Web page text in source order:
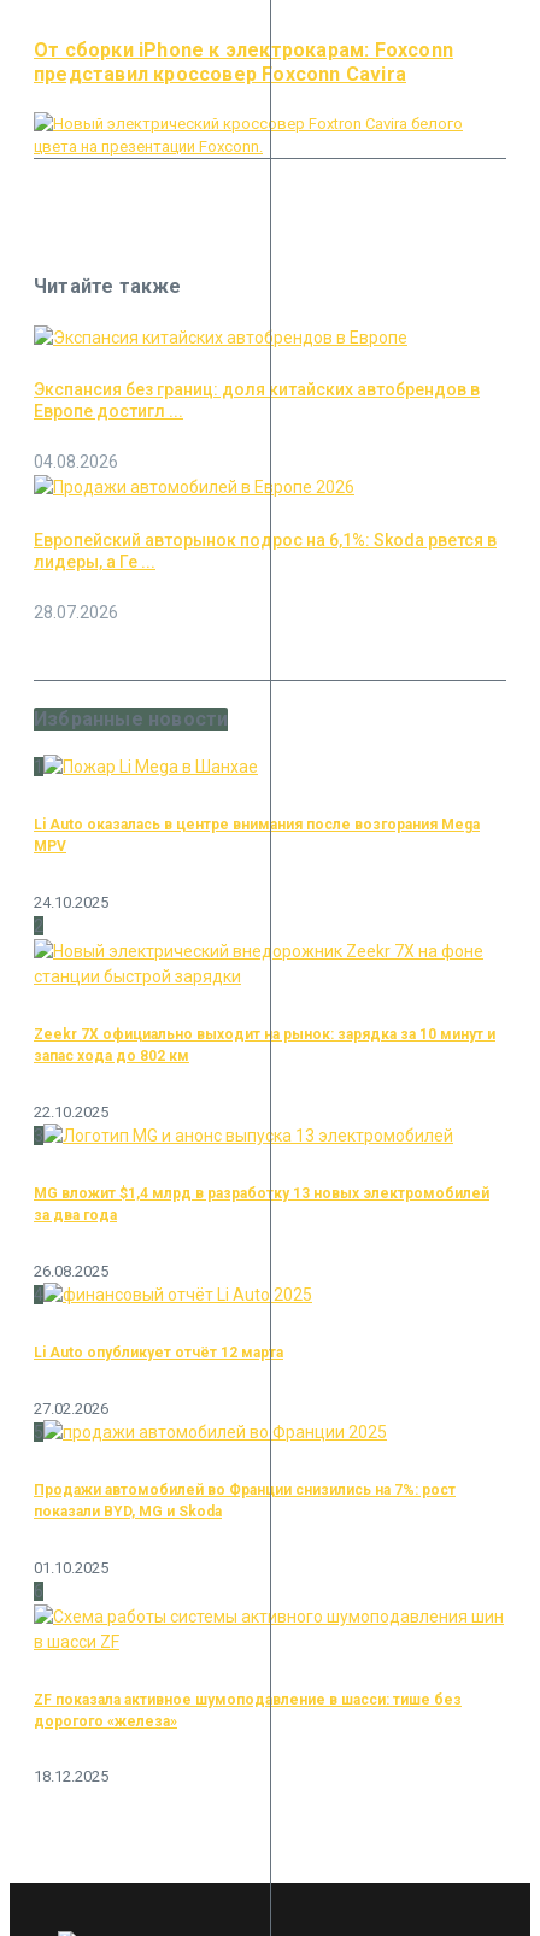
От сборки iPhone к электрокарам: Foxconn
представил кроссовер Foxconn Cavira
Читайте также
Экспансия без границ: доля китайских автобрендов в
Европе достигл ...
04.08.2026
Европейский авторынок подрос на 6,1%: Skoda рвется в
лидеры, а Ге ...
28.07.2026
Избранные новости
1
Li Auto оказалась в центре внимания после возгорания Mega
MPV
24.10.2025
2
Zeekr 7X официально выходит на рынок: зарядка за 10 минут и
запас хода до 802 км
22.10.2025
3
MG вложит $1,4 млрд в разработку 13 новых электромобилей
за два года
26.08.2025
4
Li Auto опубликует отчёт 12 марта
27.02.2026
5
Продажи автомобилей во Франции снизились на 7%: рост
показали BYD, MG и Skoda
01.10.2025
6
ZF показала активное шумоподавление в шасси: тише без
дорогого «железа»
18.12.2025